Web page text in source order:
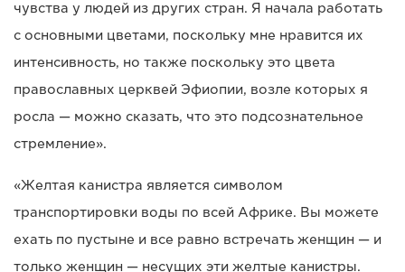
чувства у людей из других стран. Я начала работать
с основными цветами, поскольку мне нравится их
интенсивность, но также поскольку это цвета
православных церквей Эфиопии, возле которых я
росла — можно сказать, что это подсознательное
стремление».
«Желтая канистра является символом
транспортировки воды по всей Африке. Вы можете
ехать по пустыне и все равно встречать женщин — и
только женщин — несущих эти желтые канистры.